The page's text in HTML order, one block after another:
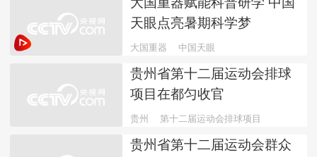
天眼点亮暑期科学梦
大国重器 中国天眼
贵州省第十二届运动会排球
项目在都匀收官
贵州 第十二届运动会排球项目
贵州省第十二届运动会群众